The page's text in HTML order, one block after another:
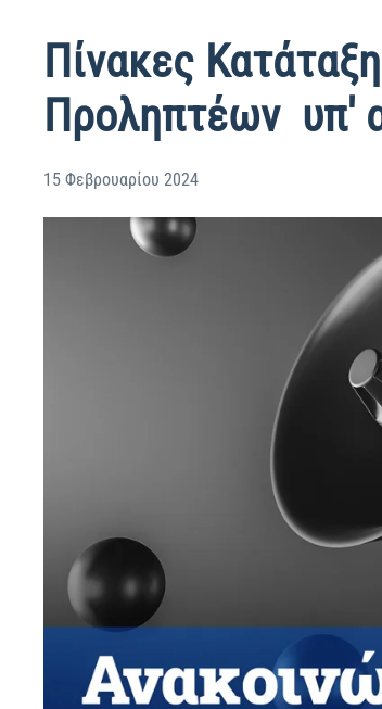
Πίνακες
Προληπτέων υπ'
15 Φεβρουαρίου 2024